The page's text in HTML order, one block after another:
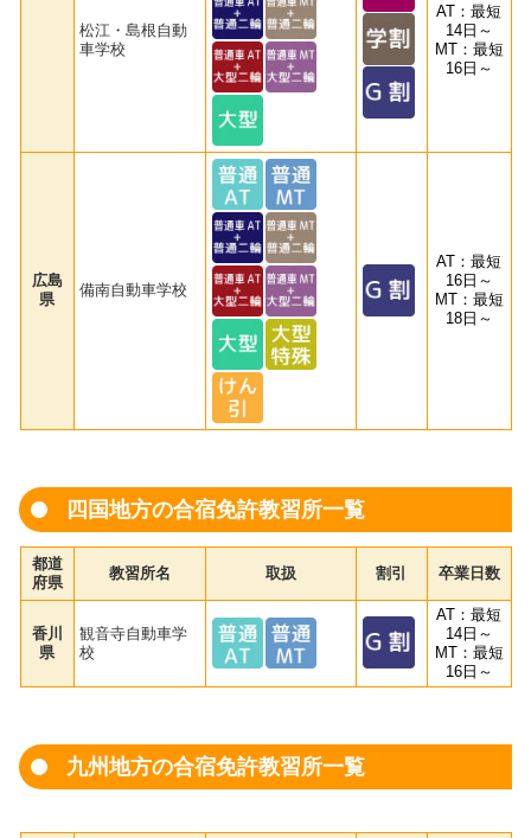
松江・島根自動
車学校
AT：最短
14日～
MT：最短
16日～
広島
県
備南自動車学校
AT：最短
16日～
MT：最短
18日～
四国地方の合宿免許教習所一覧
都道
府県
教習所名 取扱 割引 卒業日数
香川
県
観音寺自動車学
校
AT：最短
14日～
MT：最短
16日～
九州地方の合宿免許教習所一覧